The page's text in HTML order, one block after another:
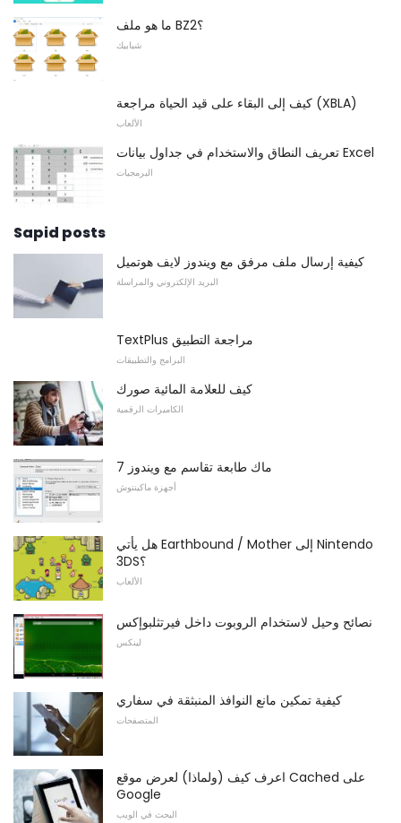
ما هو ملف BZ2؟
شبابيك
كيف إلى البقاء على قيد الحياة مراجعة (XBLA)
الألعاب
تعريف النطاق والاستخدام في جداول بيانات Excel
البرمجيات
Sapid posts
كيفية إرسال ملف مرفق مع ويندوز لايف هوتميل
البريد الإلكتروني والمراسلة
TextPlus مراجعة التطبيق
البرامج والتطبيقات
كيف للعلامة المائية صورك
الكاميرات الرقمية
ماك طابعة تقاسم مع ويندوز 7
أجهزة ماكينتوش
هل يأتي Earthbound / Mother إلى Nintendo
3DS؟
الألعاب
نصائح وحيل لاستخدام الروبوت داخل فيرتثلبوإكس
لينكس
كيفية تمكين مانع النوافذ المنبثقة في سفاري
المتصفحات
اعرف كيف (ولماذا) لعرض موقع Cached على
Google
البحث في الويب